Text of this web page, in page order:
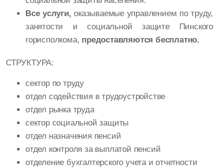
Все услуги, оказываемые управлением по труду,
занятости и социальной защите Пинского
горисполкома, предоставляются бесплатно.
СТРУКТУРА:
сектор по труду
отдел содействия в трудоустройстве
отдел рынка труда
сектор социальной защиты
отдел назначения пенсий
отдел контроля за выплатой пенсий
отделение бухгалтерского учета и отчетности